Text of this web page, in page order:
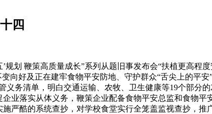
四
划 鞭策高质量成长”系列从题旧事发布会“扶植更高程
向好及正在建牢食物平安防地、守护群众“舌尖上的平
务清单，明白交通运输、农牧、卫生健康等19个部分
业落实从体义务，鞭策企业配备食物平安总监和食物
严酷的系统查抄，对学校食堂实行全笼盖监视查抄，推